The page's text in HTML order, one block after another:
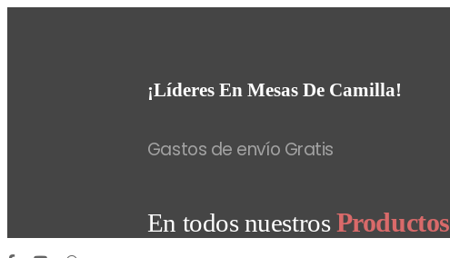
¡Líderes En Mesas De Camilla!
Gastos de envío Gratis
En todos nuestrosProductos